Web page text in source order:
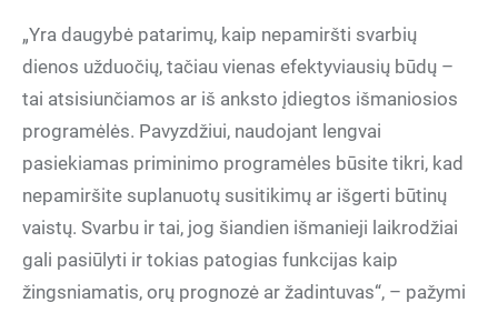
„Yra daugybė patarimų, kaip nepamiršti svarbių
dienos užduočių, tačiau vienas efektyviausių būdų –
tai atsisiunčiamos ar iš anksto įdiegtos išmaniosios
programėlės. Pavyzdžiui, naudojant lengvai
pasiekiamas priminimo programėles būsite tikri, kad
nepamiršite suplanuotų susitikimų ar išgerti būtinų
vaistų. Svarbu ir tai, jog šiandien išmanieji laikrodžiai
gali pasiūlyti ir tokias patogias funkcijas kaip
žingsniamatis, orų prognozė ar žadintuvas“, – pažymi